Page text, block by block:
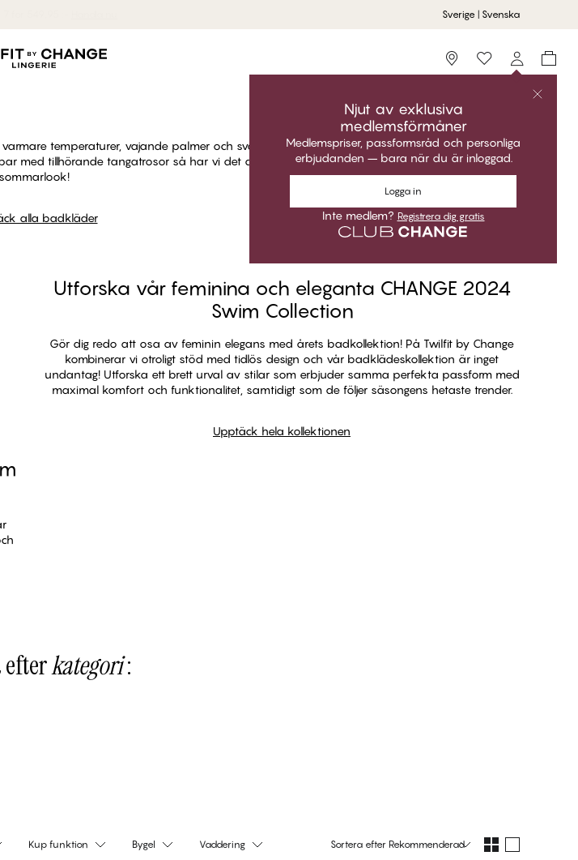
Sverige | Svenska
Storefinder
Njut av exklusiva
medlemsförmåner
Medlemspriser, passformsråd och personliga
erbjudanden – bara när du är inloggad.
Logga in
Inte medlem? Registrera dig gratis
baduniversum
temperaturer, vajande palmer och svalkande dopp i poolen. Oavsett om du föredrar
med tillhörande tangatrosor så har vi det du behöver! Utforska kollektionen och hitta din
sommarlook!
alla badkläder
Utforska vår feminina och eleganta CHANGE 2024
Swim Collection
Gör dig redo att osa av feminin elegans med årets badkollektion! På Twilfit by Change
kombinerar vi otroligt stöd med tidlös design och vår badklädeskollektion är inget
undantag! Utforska ett brett urval av stilar som erbjuder samma perfekta passform med
maximal komfort och funktionalitet, samtidigt som de följer säsongens hetaste trender.
Upptäck hela kollektionen
kategori:
Kup funktion Bygel Vaddering Sortera efter Rekommenderad